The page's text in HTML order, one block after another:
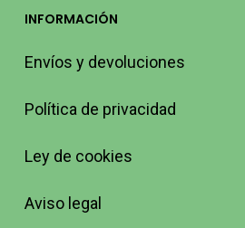
INFORMACIÓN
Envíos y devoluciones
Política de privacidad
Ley de cookies
Aviso legal